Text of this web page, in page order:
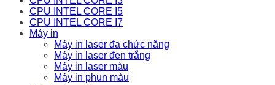
CPU INTEL CORE I5
CPU INTEL CORE I7
Máy in
Máy in laser đa chức năng
Máy in laser đen trắng
Máy in laser màu
Máy in phun màu